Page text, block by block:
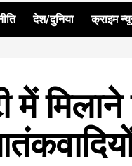
देश/दुनिया क्राइम
में